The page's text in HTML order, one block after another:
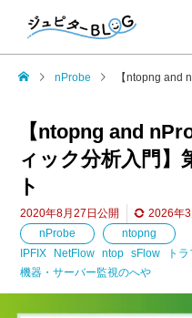
nProbe 【ntopng and nProbe
【ntopng and
ィック分析入門】
ト
2020年8月27日 公開 2026年3
nProbe
ntopng
IPFIX
NetFlow ntop sFlow
ト
機器・サーバー監視のへや